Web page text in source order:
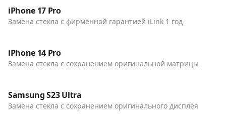
Телефоны
iPhone 17 Pro
Замена стекла с фирменной гарантией iLink 1 год
Телефоны
До / После
iPhone 14 Pro
Замена стекла с сохранением оригинальной матрицы
Телефоны
До / После
Samsung S23 Ultra
Замена стекла с сохранением оригинального дисплея
До / После